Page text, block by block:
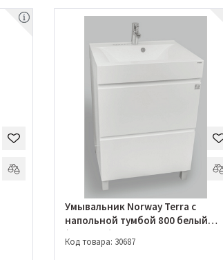
Умывальник Norway Terra с
напольной тумбой 800 белый
(M108080)
Код товара: 30687